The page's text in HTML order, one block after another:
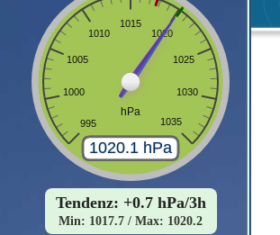
Tendenz: +0.7 hPa/3h
Min: 1017.7 / Max: 1020.2